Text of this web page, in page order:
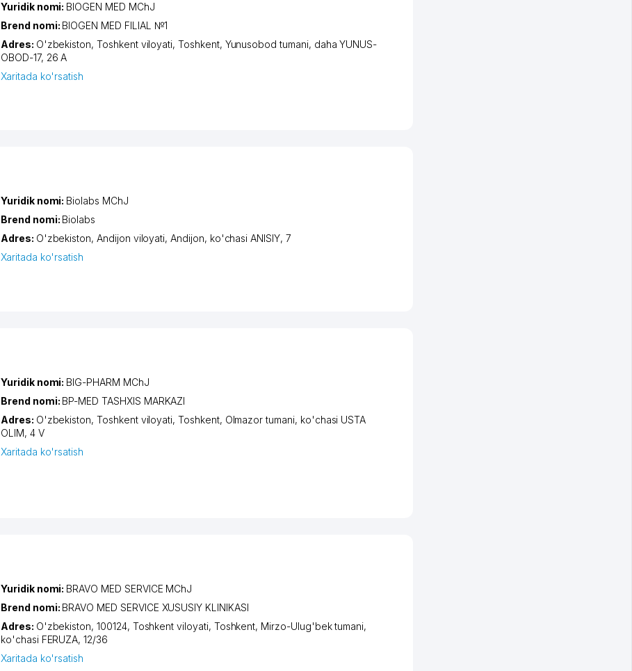
Yuridik nomi: BIOGEN MED MChJ
Brend nomi: BIOGEN MED FILIAL №1
Adres: O'zbekiston,Toshkent viloyati,Toshkent, Yunusobod tumani, daha YUNUS-
OBOD-17, 26 А
Xaritada ko'rsatish
Yuridik nomi: Biolabs MChJ
Brend nomi: Biolabs
Adres: O'zbekiston,Andijon viloyati,Andijon, ko'chasi ANISIY, 7
Xaritada ko'rsatish
Yuridik nomi: BIG-PHARM MChJ
Brend nomi: BP-MED TASHXIS MARKAZI
Adres: O'zbekiston,Toshkent viloyati,Toshkent, Olmazor tumani, ko'chasi USTA
OLIM, 4 V
Xaritada ko'rsatish
Yuridik nomi: BRAVO MED SERVICE MChJ
Brend nomi: BRAVO MED SERVICE XUSUSIY KLINIKASI
Adres: O'zbekiston, 100124, Toshkent viloyati, Toshkent, Mirzo-Ulug'bek tumani,
ko'chasi FERUZA, 12/36
Xaritada ko'rsatish